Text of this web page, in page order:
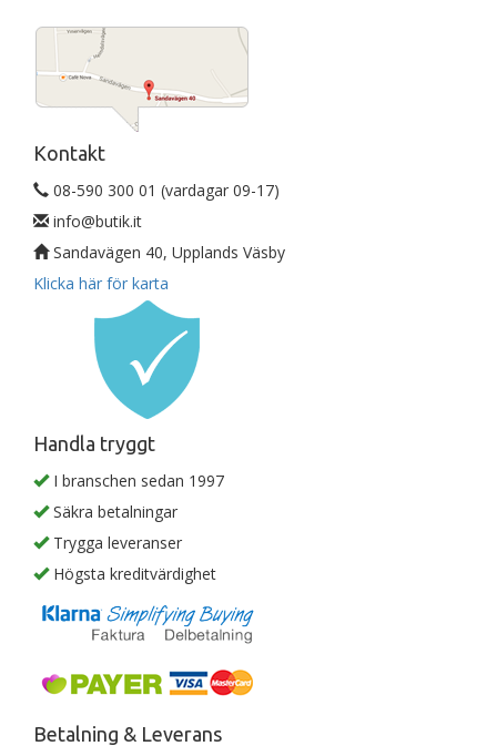
Kontakt
08-590 300 01 (vardagar 09-17)
info@butik.it
Sandavägen 40, Upplands Väsby
Klicka här för karta
Handla tryggt
I branschen sedan 1997
Säkra betalningar
Trygga leveranser
Högsta kreditvärdighet
Betalning & Leverans